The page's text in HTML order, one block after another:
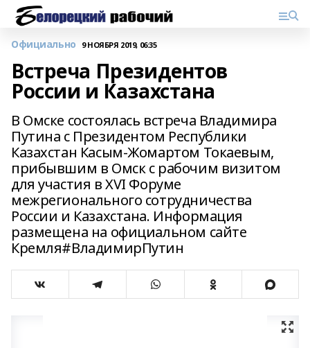
Официально 9 НОЯБРЯ 2019, 06:35
Встреча Президентов
России и Казахстана
В Омске состоялась встреча Владимира
Путина с Президентом Республики
Казахстан Касым-Жомартом Токаевым,
прибывшим в Омск с рабочим визитом
для участия в XVI Форуме
межрегионального сотрудничества
России и Казахстана. Информация
размещена на официальном сайте
Кремля#ВладимирПутин